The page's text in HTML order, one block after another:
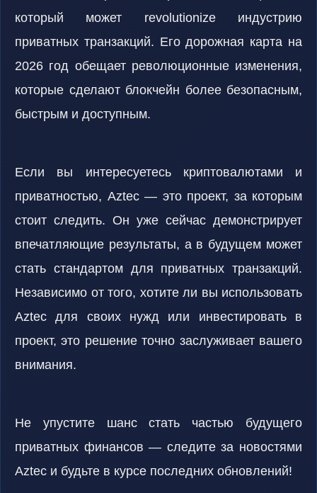
который может revolutionize индустрию
приватных транзакций. Его дорожная карта на
2026 год обещает революционные изменения,
которые сделают блокчейн более безопасным,
быстрым и доступным.
Если вы интересуетесь криптовалютами и
приватностью, Aztec — это проект, за которым
стоит следить. Он уже сейчас демонстрирует
впечатляющие результаты, а в будущем может
стать стандартом для приватных транзакций.
Независимо от того, хотите ли вы использовать
Aztec для своих нужд или инвестировать в
проект, это решение точно заслуживает вашего
внимания.
Не упустите шанс стать частью будущего
приватных финансов — следите за новостями
Aztec и будьте в курсе последних обновлений!